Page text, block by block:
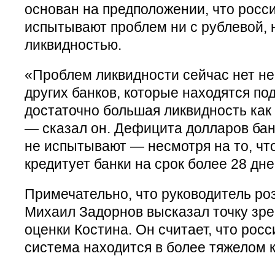
основан на предположении, что
испытывают проблем ни с рублевой,
ликвидностью.
«Проблем ликвидности сейчас нет
других банков, которые находятся
достаточно большая ликвидность
— сказал он. Дефицита долларов
не испытывают — несмотря на то,
кредитует банки на срок более 28
Примечательно, что руководитель
Михаил Задорнов высказал точку
оценки Костина. Он считает, что
система находится в более тяжелом